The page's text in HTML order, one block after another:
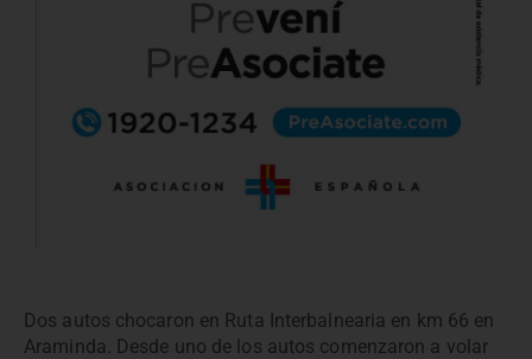
Dos autos chocaron en Ruta Interbalnearia en km 66 en
Araminda. Desde uno de los autos comenzaron a volar